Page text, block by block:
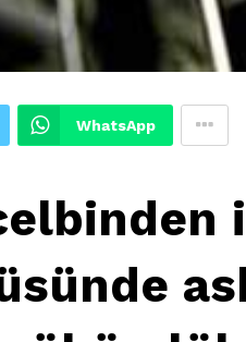
WhatsApp